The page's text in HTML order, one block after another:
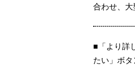
合わせ、大
■「より詳
たい」ボ